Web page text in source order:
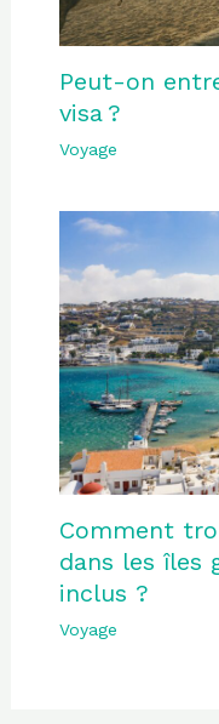
Peut-on
visa ?
Voyage
Comment
dans les îles
inclus ?
Voyage